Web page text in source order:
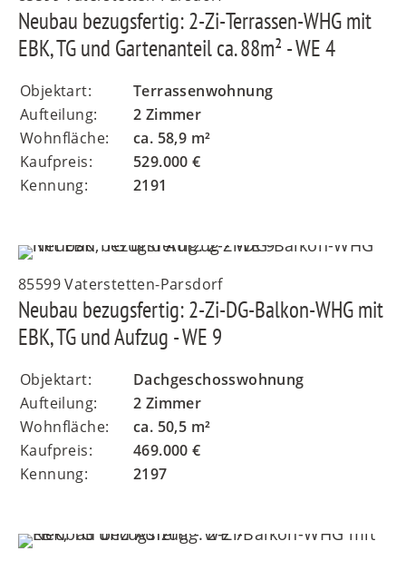
Neubau bezugsfertig: 2-Zi-Terrassen-WHG mit
EBK, TG und Gartenanteil ca. 88m² - WE 4
Objektart:
Terrassenwohnung
Aufteilung:
2 Zimmer
Wohnfläche:
ca. 58,9 m²
Kaufpreis:
529.000 €
Kennung:
2191
85599 Vaterstetten-Parsdorf
Neubau bezugsfertig: 2-Zi-DG-Balkon-WHG mit
EBK, TG und Aufzug - WE 9
Objektart:
Dachgeschosswohnung
Aufteilung:
2 Zimmer
Wohnfläche:
ca. 50,5 m²
Kaufpreis:
469.000 €
Kennung:
2197